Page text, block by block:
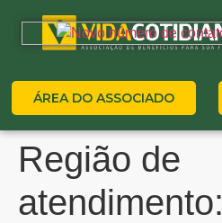
ÁREA DO ASSOCIADO
Região de
atendimento: